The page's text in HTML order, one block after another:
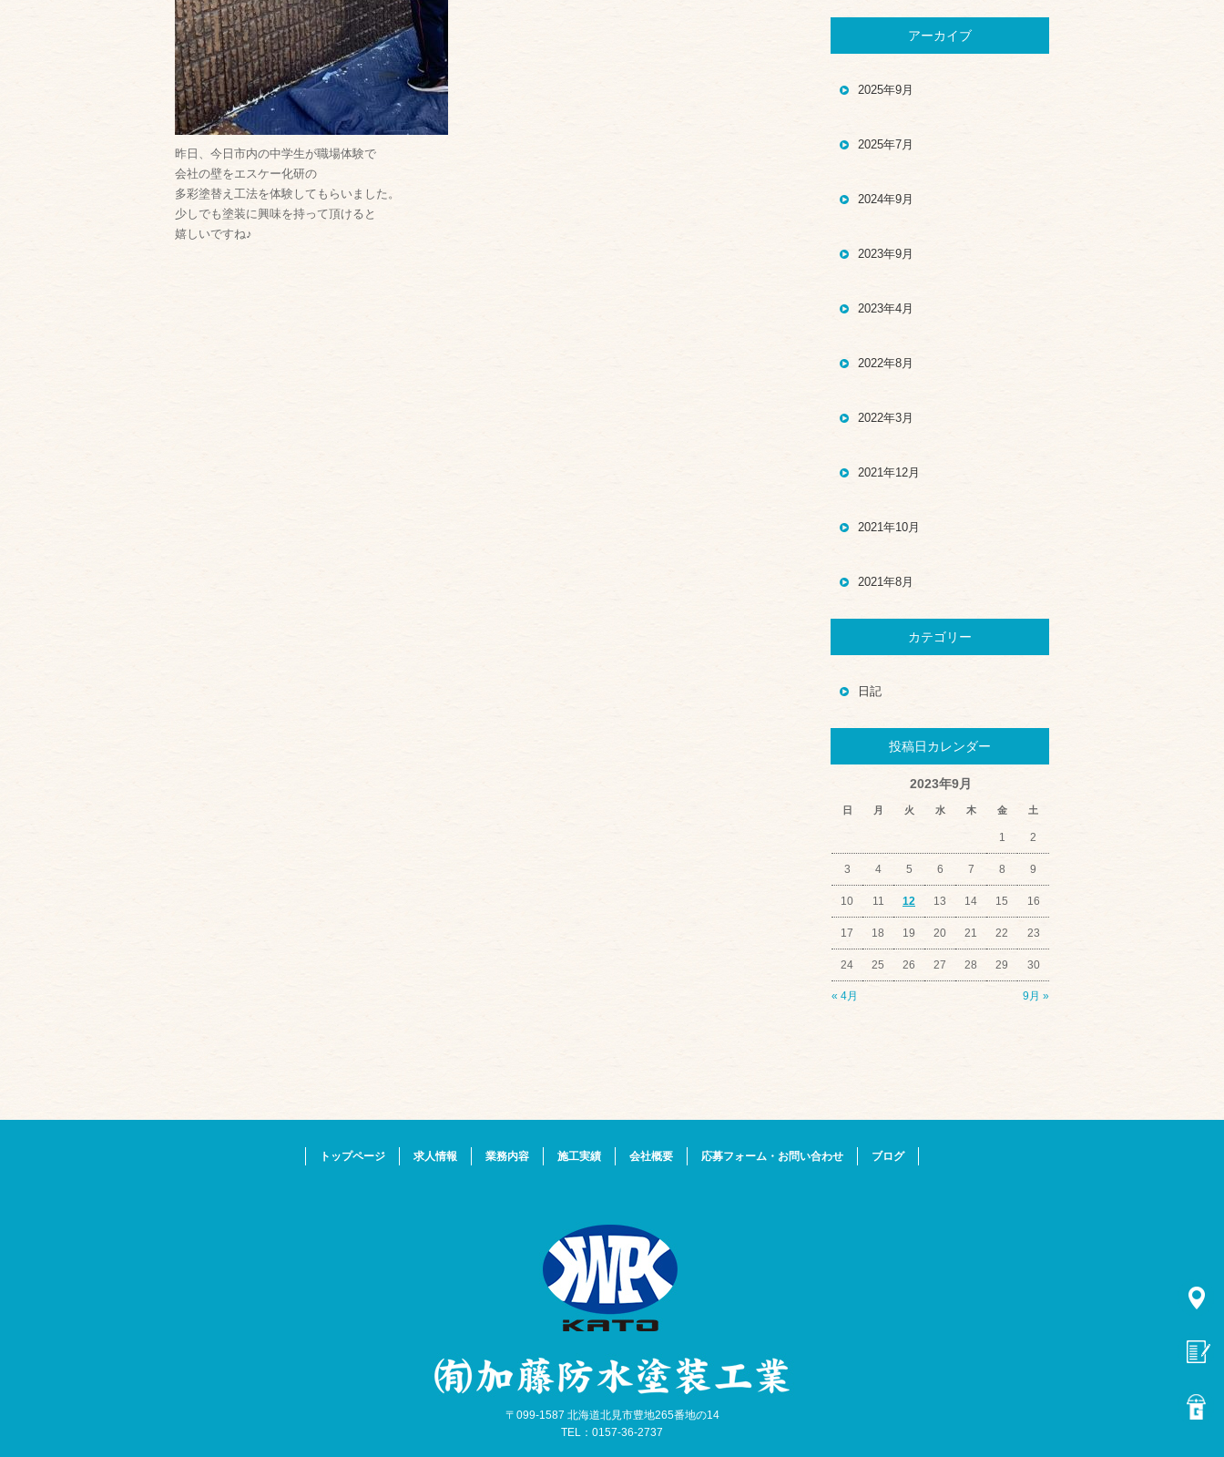
昨日、今日市内の中学生が職場体験で
会社の壁をエスケー化研の
多彩塗替え工法を体験してもらいました。
少しでも塗装に興味を持って頂けると
嬉しいですね♪
アーカイブ
2025年9月
2025年7月
2024年9月
2023年9月
2023年4月
2022年8月
2022年3月
2021年12月
2021年10月
2021年8月
カテゴリー
日記
投稿日カレンダー
2023年9月
日 月 火 水 木 金 土
« 4月 9月 »
1 2
3 4 5 6 7 8 9
10 11 12 13 14 15 16
17 18 19 20 21 22 23
24 25 26 27 28 29 30
トップページ 求人情報 業務内容 施工実績 会社概要 応募フォーム・お問い合わせ ブログ
〒099-1587 北海道北見市豊地265番地の14
TEL：0157-36-2737